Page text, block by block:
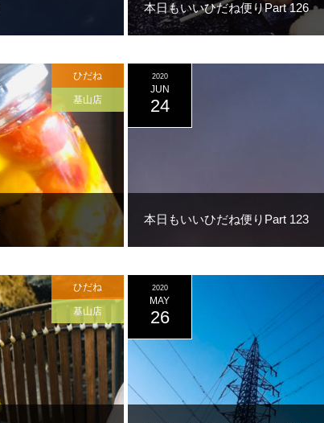
本日もいいひだね便りPart 126
ひだね
基山店
本日もいいひだね便りPart 123
2020
JUN
24
ひだね
基山店
2020
MAY
26